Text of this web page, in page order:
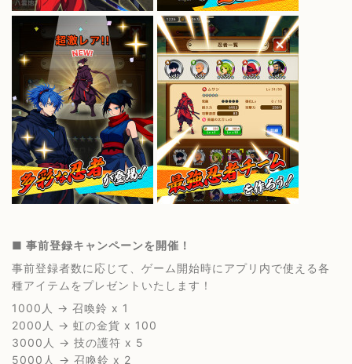
■ 事前登録キャンペーンを開催！
事前登録者数に応じて、ゲーム開始時にアプリ内で使える各
種アイテムをプレゼントいたします！
1000人 → 召喚鈴 x 1
2000人 → 虹の金貨 x 100
3000人 → 技の護符 x 5
5000人 → 召喚鈴 x 2